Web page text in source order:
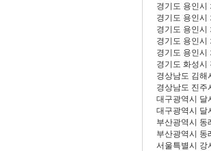
경기도 용인시
경기도 용인시
경기도 용인시
경기도 용인시
경기도 용인시
경기도 화성시
경상남도 김해
경상남도 진주
대구광역시 달
대구광역시 달
부산광역시 동
부산광역시 동
서울특별시 강